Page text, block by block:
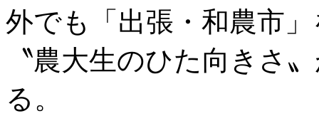
外でも「出張・和農市
〝農大生のひた向きさ
る。